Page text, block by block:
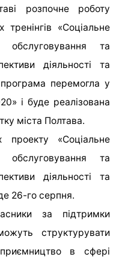
розпочне роботу
«Соціальне
та
діяльності та
перемогла у
і буде реалізована
міста Полтава.
«Соціальне
та
діяльності та
26-го серпня.
за підтримки
структурувати
в сфері